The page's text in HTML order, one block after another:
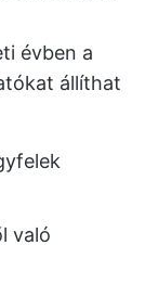
évben a
állíthat
való